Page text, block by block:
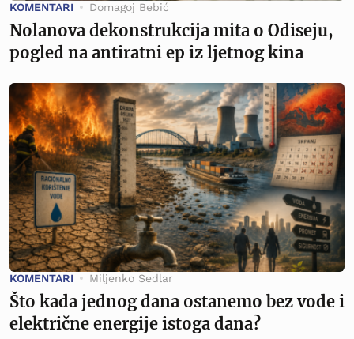
KOMENTARI Domagoj Bebić
Nolanova dekonstrukcija mita o Odiseju,
pogled na antiratni ep iz ljetnog kina
KOMENTARI Miljenko Sedlar
Što kada jednog dana ostanemo bez vode i
električne energije istoga dana?